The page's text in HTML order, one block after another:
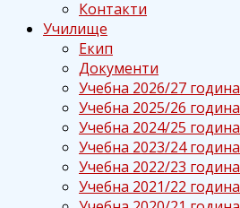
Контакти
Училище
Екип
Документи
Учебна 2026/27 година
Учебна 2025/26 година
Учебна 2024/25 година
Учебна 2023/24 година
Учебна 2022/23 година
Учебна 2021/22 година